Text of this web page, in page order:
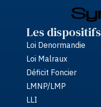
Les dispositifs
Loi Denormandie
Loi Malraux
Déficit Foncier
LMNP/LMP
LLI